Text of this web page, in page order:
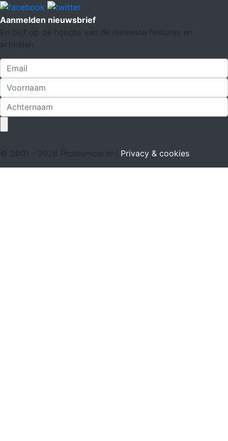
Aanmelden nieuwsbrief
En blijf op de hoogte van de nieuwste features en
artikelen
© 2001 - 2026 Problemcar.nl | Privacy & cookies